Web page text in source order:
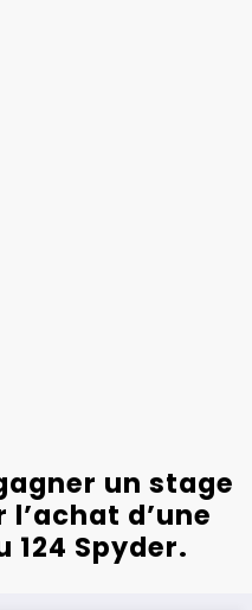
un stage
d’une
124 Spyder.